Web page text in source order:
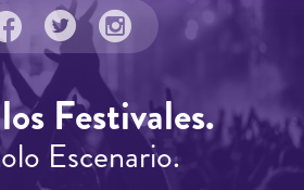
Festivales.
Escenario.